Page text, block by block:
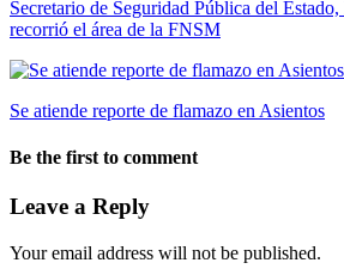
Secretario de Seguridad Pública del
recorrió el área de la FNSM
Se atiende reporte de flamazo en Asientos
Be the first to comment
Leave a Reply
Your email address will not be published.